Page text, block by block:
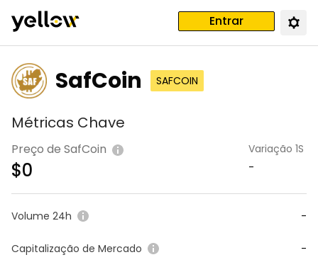
Entrar
SafCoin SAFCOIN
Métricas Chave
Preço de SafCoin
$0
Variação 1S
-
Volume 24h -
Capitalização de Mercado -